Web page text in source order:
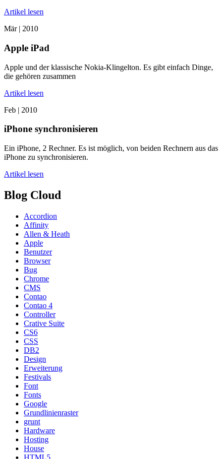
Artikel lesen
Mär | 2010
Apple iPad
Apple und der klassische Nokia-Klingelton. Es gibt einfach Dinge,
die gehören zusammen
Artikel lesen
Feb | 2010
iPhone synchronisieren
Ein iPhone, 2 Rechner. Es ist möglich, von beiden Rechnern aus das
iPhone zu synchronisieren.
Artikel lesen
Blog Cloud
Accordion
Affinity
Allen & Heath
Apple
Benutzer
Browser
Bug
Chrome
CMS
Contao
Contao 4
Controller
Crative Suite
CS6
CSS
DB2
Design
Erweiterung
Festivals
Font
Fonts
Google
Grundlinienraster
grunt
Hardware
Hosting
House
HTML5